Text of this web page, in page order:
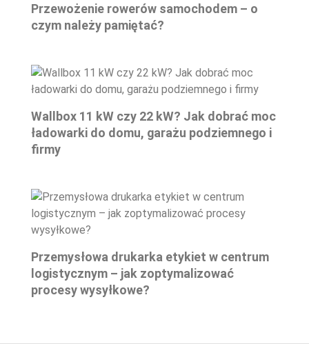
Przewożenie rowerów samochodem – o
czym należy pamiętać?
Wallbox 11 kW czy 22 kW? Jak dobrać moc
ładowarki do domu, garażu podziemnego i
firmy
Przemysłowa drukarka etykiet w centrum
logistycznym – jak zoptymalizować
procesy wysyłkowe?